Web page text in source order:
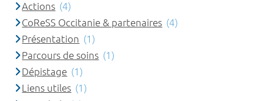
Actions (4)
CoReSS Occitanie & partenaires (4)
Présentation (1)
Parcours de soins (1)
Dépistage (1)
Liens utiles (1)